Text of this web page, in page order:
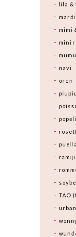
lila &
mimi
mini
navi
oren
TAO